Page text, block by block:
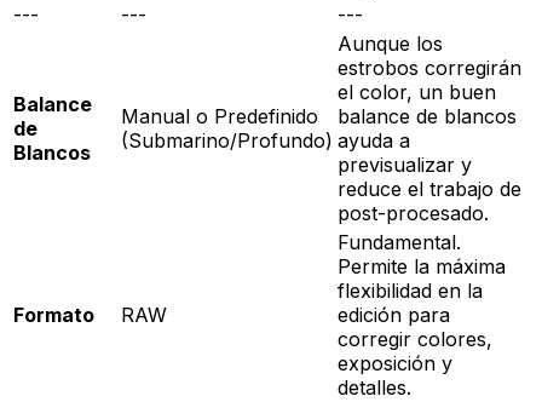
---
--- ---
Balance
de
Blancos
Manual o Predefinido
(Submarino/Profundo)
Aunque los
estrobos corregirán
el color, un buen
balance de blancos
ayuda a
previsualizar y
reduce el trabajo de
post-procesado.
Formato RAW
Fundamental.
Permite la máxima
flexibilidad en la
edición para
corregir colores,
exposición y
detalles.